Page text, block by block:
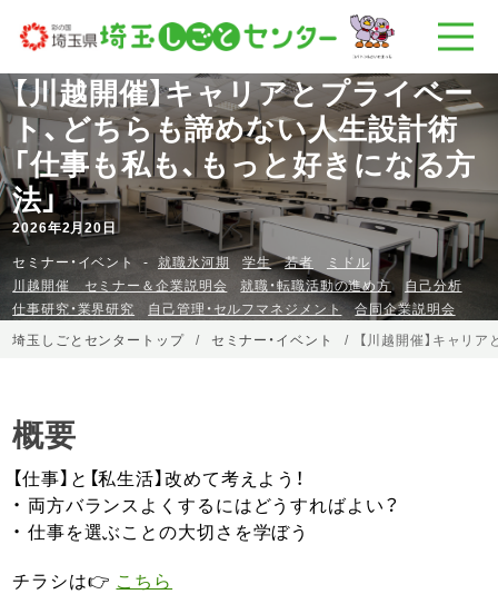
【川越開催】キャリアとプライベー
ト、どちらも諦めない人生設計術
「仕事も私も、もっと好きになる方
法」
2026年2月20日
セミナー・イベント
就職氷河期 学生 若者
ミドル
川越開催 セミナー＆企業説明会
就職・転職活動の進め方
自己分析
仕事研究・業界研究
自己管理・セルフマネジメント
合同企業説明会
埼玉しごとセンタートップ
セミナー・イベント 【川越開催】キャリ
概要
【仕事】と【私生活】改めて考えよう！
・ 両方バランスよくするにはどうすればよい？
・ 仕事を選ぶことの大切さを学ぼう
チラシは👉 こちら